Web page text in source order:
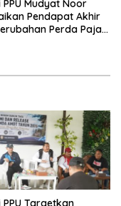
Mudyat Noor
Pendapat Akhir
Perda Pajak
Targetkan